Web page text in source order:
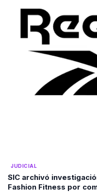
JUDICIAL
SIC archivó
Fashion Fitness por